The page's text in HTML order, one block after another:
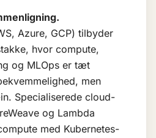
Azure, GCP) tilbyder
hvor compute,
og MLOps er tæt
men
Specialiserede cloud-
og Lambda
med Kubernetes-